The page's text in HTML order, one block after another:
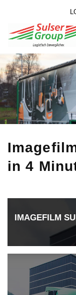
in 4
IMAGEFILM